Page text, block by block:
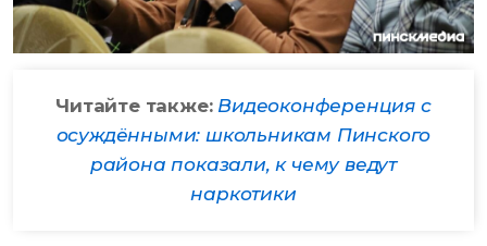
Читайте также: Видеоконференция с
осуждёнными: школьникам Пинского
района показали, к чему ведут
наркотики